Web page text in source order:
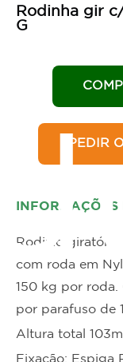
Rodinha gir
G
PEDIR
INFORMAÇÕES
Rodizio giratório
com roda em
150 kg por roda.
por parafuso de
Altura total
Fixação: Espiga